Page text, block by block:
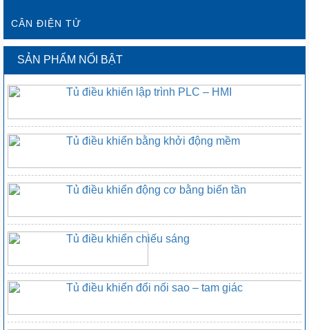
CÂN ĐIỆN TỬ
SẢN PHẨM NỔI BẬT
Tủ điều khiển lập trình PLC – HMI
Tủ điều khiển bằng khởi động mềm
Tủ điều khiển động cơ bằng biến tần
Tủ điều khiển chiếu sáng
Tủ điều khiển đổi nối sao – tam giác